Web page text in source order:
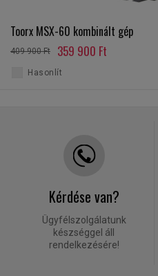
Toorx MSX-60 kombinált gép
409 900 Ft 359 900 Ft
Hasonlít
Kérdése van?
Ügyfélszolgálatunk
készséggel áll
rendelkezésére!